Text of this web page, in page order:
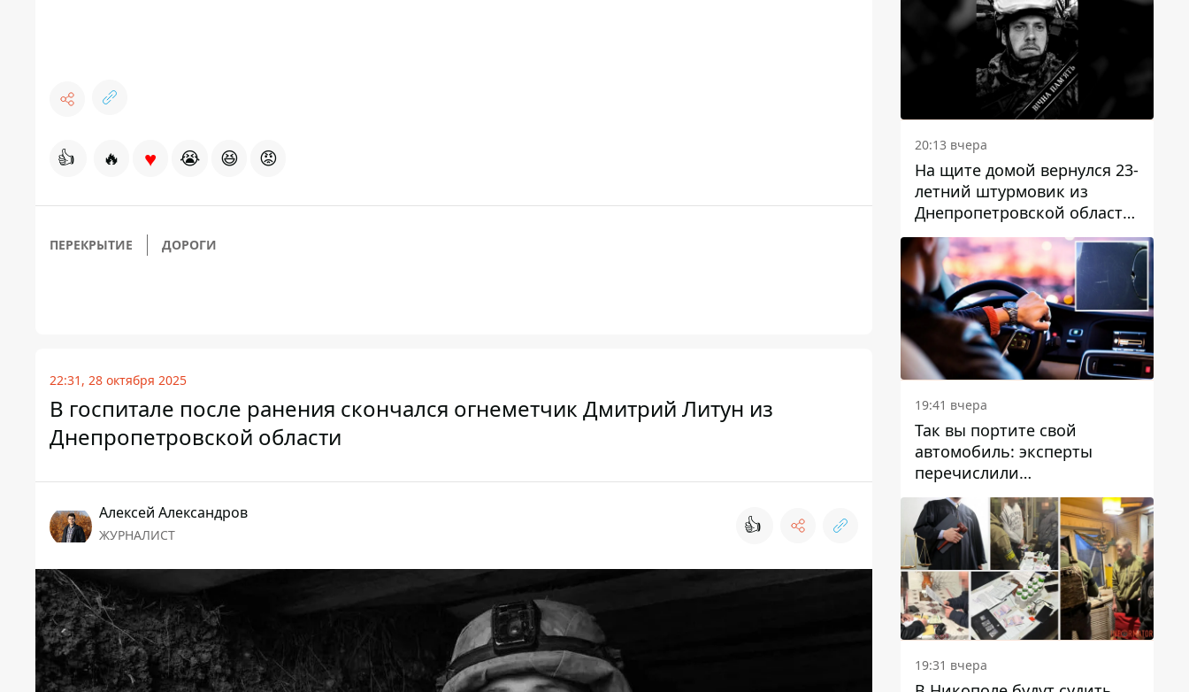
👍 🔥 ♥ 😭 😆 😡
ПЕРЕКРЫТИЕ ДОРОГИ
22:31, 28 октября 2025
В госпитале после ранения скончался огнеметчик Дмитрий Литун из
Днепропетровской области
Алексей Александров
ЖУРНАЛИСТ 👍
20:13 вчера
На щите домой вернулся 23-
летний штурмовик из
Днепропетровской области
Богдан Бескровный
19:41 вчера
Так вы портите свой
автомобиль: эксперты
перечислили
распространенные
привычки водителей,
которые на самом деле
вредят машине
19:31 вчера